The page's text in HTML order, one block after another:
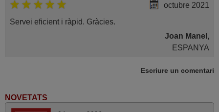
octubre 2021
Servei eficient i ràpid. Gràcies.
Joan Manel,
ESPANYA
Tot perfecte.
Escriure un comentari
NOVETATS